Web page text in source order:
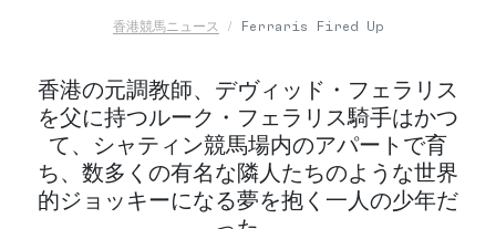
香港競馬ニュース Ferraris Fired Up
香港の元調教師、デヴィッド・フェラリス
を父に持つルーク・フェラリス騎手はかつ
て、シャティン競馬場内のアパートで育
ち、数多くの有名な隣人たちのような世界
的ジョッキーになる夢を抱く一人の少年だ